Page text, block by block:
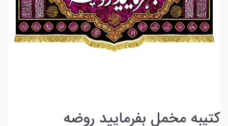
کتیبه مخمل بفرمایید روضه